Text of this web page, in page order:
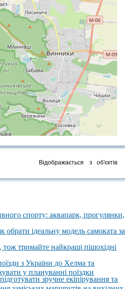
Відображається з об'єктів
спорту: аквапарк, прогулянки,
обрати ідеальну модель самоката за
тримайте найкращі пішохідні
з України до Хелма та
у плануванні поїздки
зручне екіпірування та
заміських маршрутів на вихідних